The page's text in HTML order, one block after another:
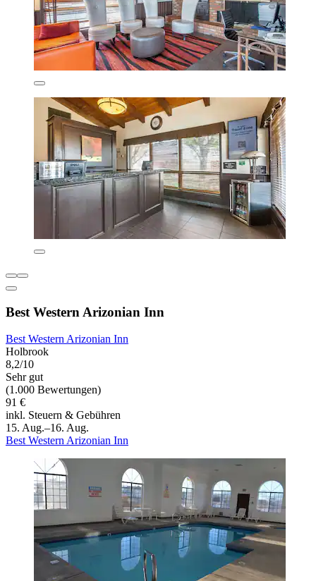
Best Western Arizonian Inn
Best Western Arizonian Inn
Holbrook
8,2/10
Sehr gut
(1.000 Bewertungen)
91 €
inkl. Steuern & Gebühren
15. Aug.–16. Aug.
Best Western Arizonian Inn